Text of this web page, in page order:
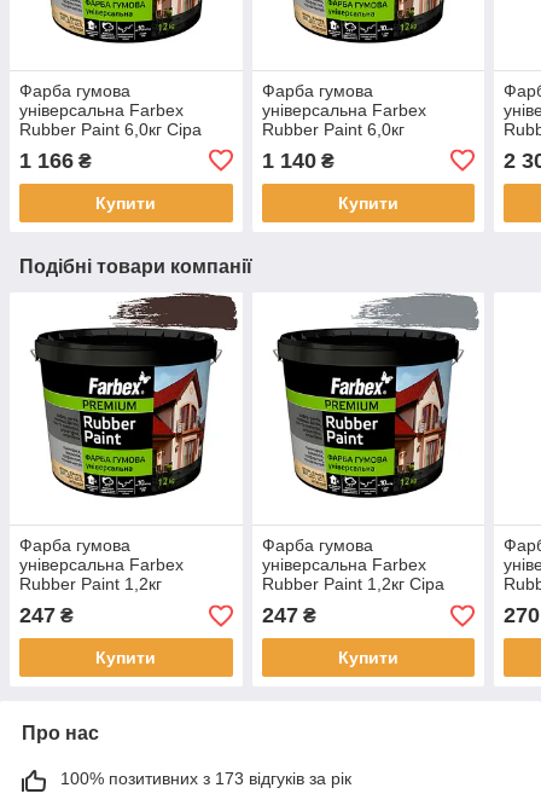
Фарба гумова
універсальна Farbex
Rubber Paint 6,0кг Сіра
RAL7046 матова акрилова
еластична прогумована
1 166 ₴
Купити
Фарба гумова
універсальна Farbex
Rubber Paint 6,0кг
RAL3009 матова акрилова
еластична прогумована
1 140₴
Купити
2
Подібні товари компанії
Фарба гумова
універсальна Farbex
Rubber Paint 1,2кг
Коричнева RAL8017
матова акрилова
еластична прогумована
247 ₴
Купити
Фарба гумова
універсальна Farbex
Rubber Paint 1,2кг Сіра
RAL7046 матова акрилова
еластична прогумована
247₴
Купити
270
Про нас
100% позитивних з 173 відгуків за рік